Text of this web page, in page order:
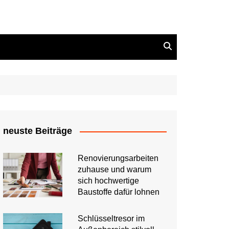
neuste Beiträge
Renovierungsarbeiten
zuhause und warum
sich hochwertige
Baustoffe dafür lohnen
Schlüsseltresor im